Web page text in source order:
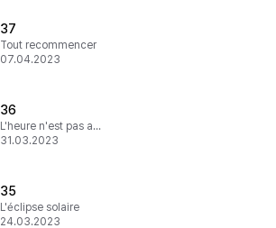
37
Tout recommencer
07.04.2023
36
L'heure n'est pas aux caprices
31.03.2023
35
L'éclipse solaire
24.03.2023